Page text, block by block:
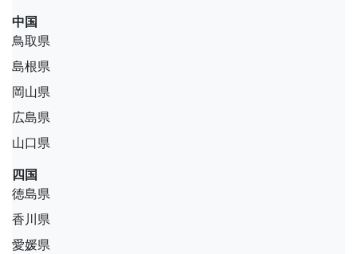
中国
鳥取県
島根県
岡山県
広島県
山口県
四国
徳島県
香川県
愛媛県